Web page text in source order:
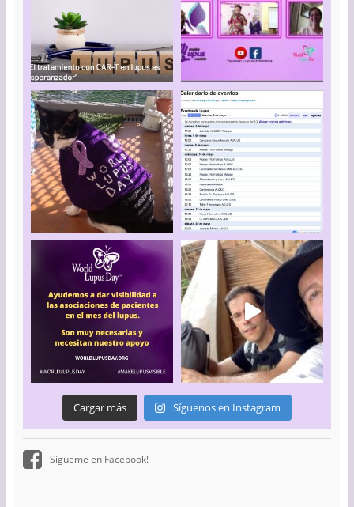
Cargar más Síguenos en Instagram
Sígueme en Facebook!